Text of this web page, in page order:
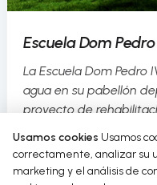
Escuela Dom
La Escuela Dom Pedro
agua en su pabellón
proyecto de
Usamos cookies Usamos
correctamente, analizar su
marketing y el análisis de